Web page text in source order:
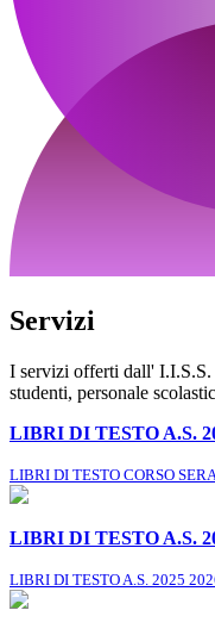
Servizi
I servizi offerti dall'
studenti, personale
LIBRI DI TESTO A.S.
LIBRI DI TESTO CORSO
LIBRI DI TESTO A.S.
LIBRI DI TESTO A.S. 2025